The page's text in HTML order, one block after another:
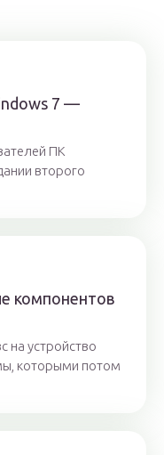
7 —
ПК
второго
компонентов
на устройство
которыми потом